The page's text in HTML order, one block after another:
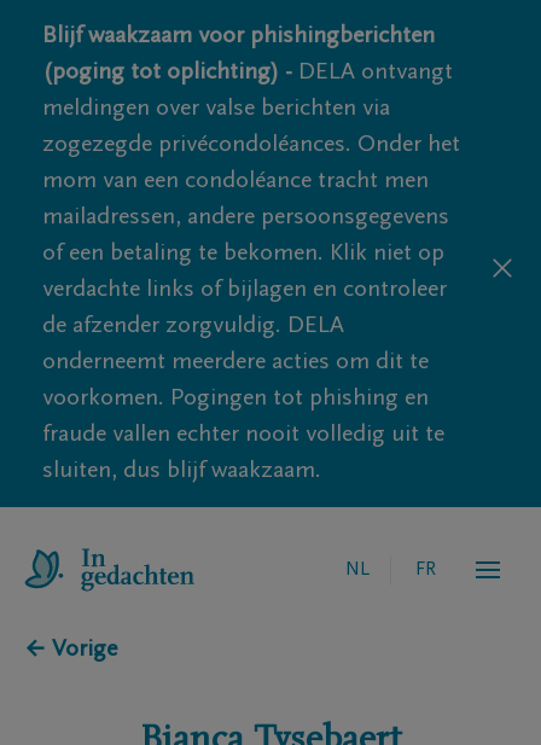
Blijf waakzaam voor phishingberichten
(poging tot oplichting) - DELA ontvangt
meldingen over valse berichten via
zogezegde privécondoléances. Onder het
mom van een condoléance tracht men
mailadressen, andere persoonsgegevens
of een betaling te bekomen. Klik niet op
verdachte links of bijlagen en controleer
de afzender zorgvuldig. DELA
onderneemt meerdere acties om dit te
voorkomen. Pogingen tot phishing en
fraude vallen echter nooit volledig uit te
sluiten, dus blijf waakzaam.
NL FR
← Vorige